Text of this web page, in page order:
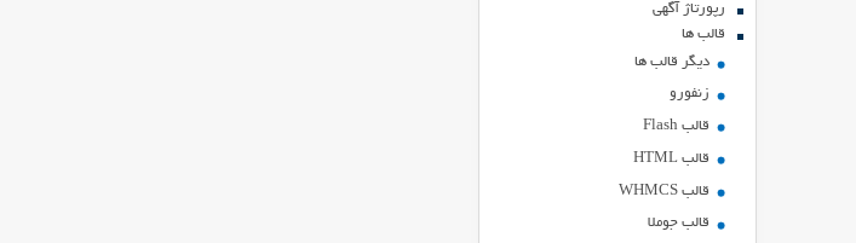
رپورتاژ آگهی
قالب ها
دیگر قالب ها
زنفورو
قالب Flash
قالب HTML
قالب WHMCS
قالب جوملا